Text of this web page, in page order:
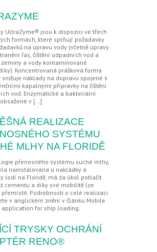
UltraZyme® jsou k dispozici ve třech
formách, které splňují požadavky
na úpravu vody (včetně úpravy
řas, čištění odpadních vod a
zeminy a vody kontaminované
Koncentrovaná prášková forma
snižuje náklady na dopravu spojené s
kapalnými přípravky na čištění
vod. Enzymatické a bakteriální
v […]
REALIZACE
SYSTÉMU
MLHY NA FLORIDĚ
přenosného systému suché mlhy,
nainstalována u nakládky a
lodí na Floridě, má za úkol potlačit
cementu a díky své mobilitě lze
přemístit. Podrobnosti o celé realizaci
v anglickém znění v článku Mobile
application for ship loading.
TRYSKY OCHRÁNÍ
RENO®